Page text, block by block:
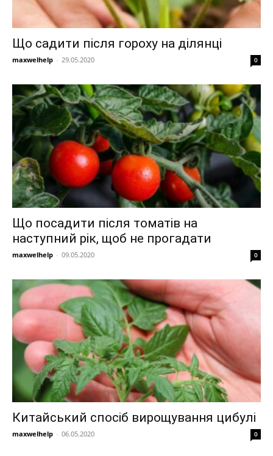
Що садити після гороху на ділянці
maxwelhelp - 29.05.2020 0
Що посадити після томатів на
наступний рік, щоб не прогадати
maxwelhelp - 09.05.2020 0
Китайський спосіб вирощування цибулі
maxwelhelp - 06.05.2020 0